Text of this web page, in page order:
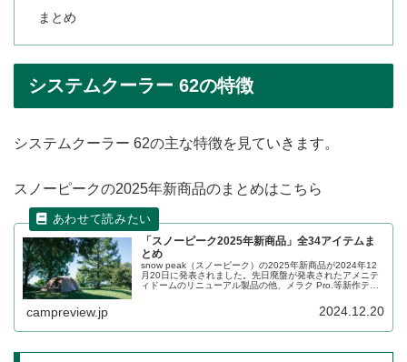
まとめ
システムクーラー 62の特徴
システムクーラー 62の主な特徴を見ていきます。
スノーピークの2025年新商品のまとめはこちら
「スノーピーク2025年新商品」全34アイテムま
とめ
snow peak（スノーピーク）の2025年新商品が2024年12
月20日に発表されました。先日廃盤が発表されたアメニテ
ィドームのリニューアル製品の他、メラク Pro.等新作テン
ど、様々なアイテムが登場します。詳細をレビューしま
campreview.jp 2024.12.20